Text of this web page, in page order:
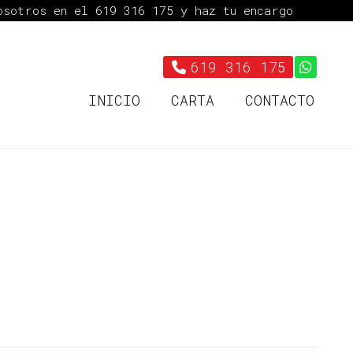
en el 619 316 175 y haz tu encargo
619 316 175
INICIO
CARTA CONTACTO